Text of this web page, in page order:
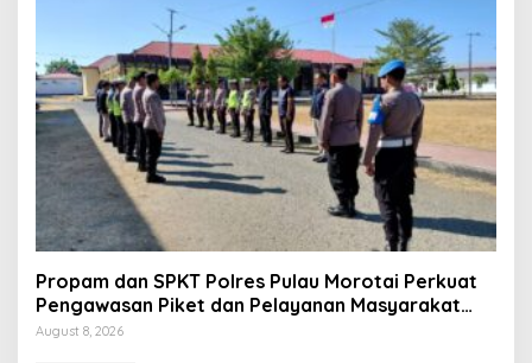
Propam dan SPKT Polres Pulau Morotai Perkuat
Pengawasan Piket dan Pelayanan Masyarakat
Selama 1×24 Jam
August 8, 2026